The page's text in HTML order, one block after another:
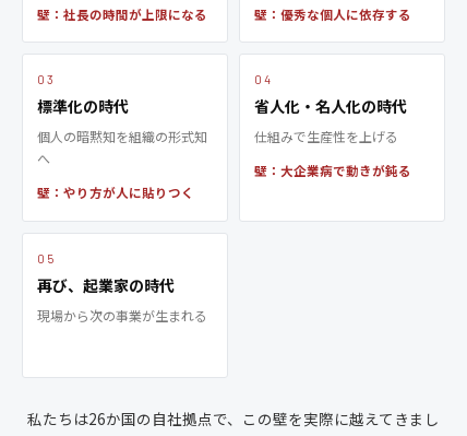
壁：社長の時間が上限になる 壁：優秀な個人に依存する
03
標準化の時代
個人の暗黙知を組織の形式知
へ
壁：やり方が人に貼りつく
04
省人化・名人化の時代
仕組みで生産性を上げる
壁：大企業病で動きが鈍る
05
再び、起業家の時代
現場から次の事業が生まれる
私たちは26か国の自社拠点で、この壁を実際に越えてきまし